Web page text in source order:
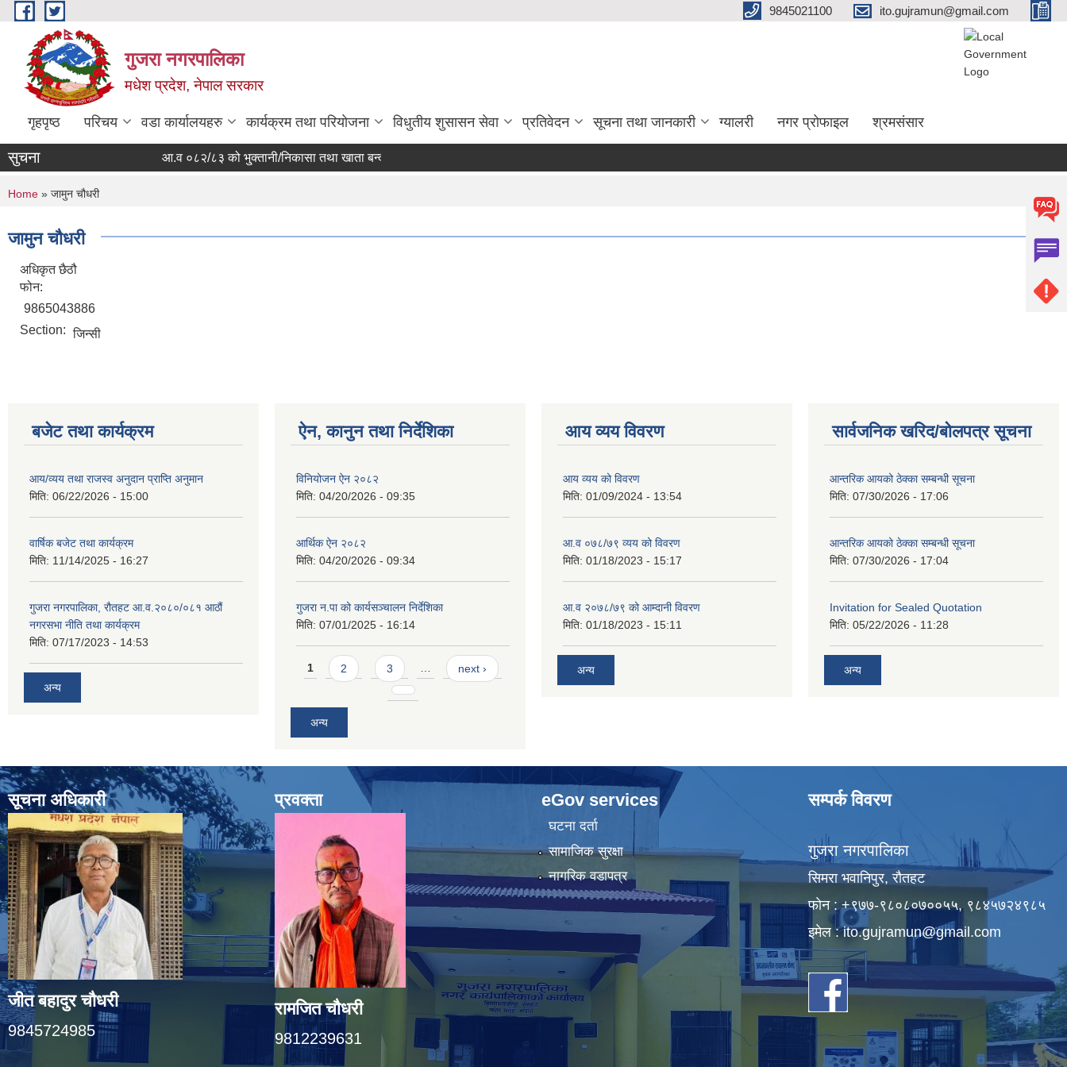
Skip to main content 9845021100 ito.gujramun@gmail.com
गुजरा नगरपालिका
मधेश प्रदेश, नेपाल सरकार
गृहपृष्ठ परिचय वडा कार्यालयहरु कार्यक्रम तथा परियोजना विधुतीय शुसासन सेवा प्रतिवेदन सूचना तथा जानकारी ग्यालरी नगर प्रोफाइल श्रमसंसार
सुचना आ.व ०८२/८३ को भु्क्तानी/निकासा तथा खाता बन्द हुने सम्बन्धमा ।
You are here
Home » जामुन चौधरी
जामुन चौधरी
अधिकृत छैठौ
फोन:
9865043886
Section: जिन्सी
बजेट तथा कार्यक्रम
आय/व्यय तथा राजस्व अनुदान प्राप्ति अनुमान
मिति: 06/22/2026 - 15:00
वार्षिक बजेट तथा कार्यक्रम
मिति: 11/14/2025 - 16:27
गुजरा नगरपालिका, रौतहट आ.व.२०८०/०८१ आठौं
नगरसभा नीति तथा कार्यक्रम
मिति: 07/17/2023 - 14:53
अन्य
ऐन, कानुन तथा निर्देशिका
विनियोजन ऐन २०८२
मिति: 04/20/2026 - 09:35
आर्थिक ऐन २०८२
मिति: 04/20/2026 - 09:34
गुजरा न.पा को कार्यसञ्चालन निर्देशिका
मिति: 07/01/2025 - 16:14
Pages
1 2 3 … next ›
अन्य
आय व्यय विवरण
आय व्यय को विवरण
मिति: 01/09/2024 - 13:54
आ.व ०७८/७९ व्यय को विवरण
मिति: 01/18/2023 - 15:17
आ.व २०७८/७९ को आम्दानी विवरण
मिति: 01/18/2023 - 15:11
अन्य
सार्वजनिक खरिद/बोलपत्र सूचना
आन्तरिक आयको ठेक्का सम्बन्धी सूचना
मिति: 07/30/2026 - 17:06
आन्तरिक आयको ठेक्का सम्बन्धी सूचना
मिति: 07/30/2026 - 17:04
Invitation for Sealed Quotation
मिति: 05/22/2026 - 11:28
अन्य
सूचना अधिकारी
जीत बहादुर चाैधरी
9845724985
प्रवक्ता
रामजित चौधरी
9812239631
eGov services
घटना दर्ता
सामाजिक सुरक्षा
नागरिक वडापत्र
सम्पर्क विवरण
गुजरा नगरपालिका
सिमरा भवानिपुर, राैतहट
फाेन : +९७७-९८०८०७००५५, ९८४५७२४९८५
इमेल :ito.gujramun@gmail.com